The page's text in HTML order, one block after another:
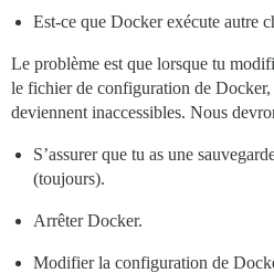
Est-ce que Docker exécute autre
Le problème est que lorsque tu
le fichier de configuration de Docker,
deviennent inaccessibles. Nous
S’assurer que tu as une
(toujours).
Arrêter Docker.
Modifier la configuration de